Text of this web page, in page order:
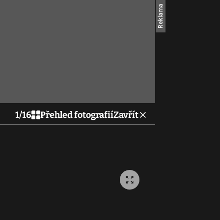
1/16 Přehled fotografiíZavřít